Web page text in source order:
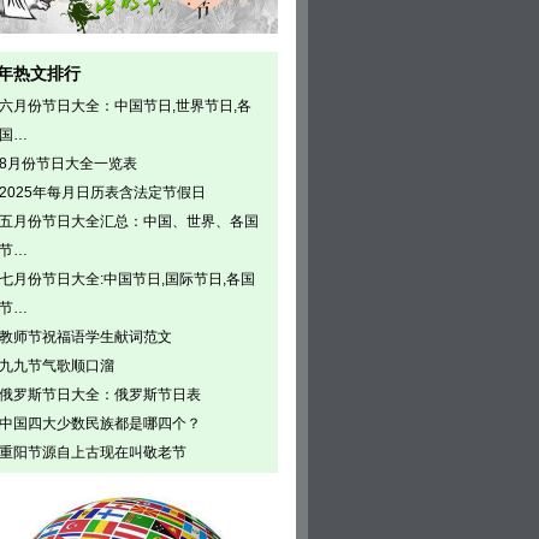
热文排行
六月份节日大全：中国节日,世界节日,各
国…
8月份节日大全一览表
2025年每月日历表含法定节假日
五月份节日大全汇总：中国、世界、各国
节…
七月份节日大全:中国节日,国际节日,各国
节…
教师节祝福语学生献词范文
九九节气歌顺口溜
俄罗斯节日大全：俄罗斯节日表
中国四大少数民族都是哪四个？
重阳节源自上古现在叫敬老节